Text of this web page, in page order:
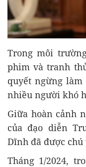
Trong môi
phim và tranh
quyết ngừng
nhiều người khó
Giữa hoàn cảnh
của đạo diễn
Dĩnh đã được chú
Tháng 1/2024,